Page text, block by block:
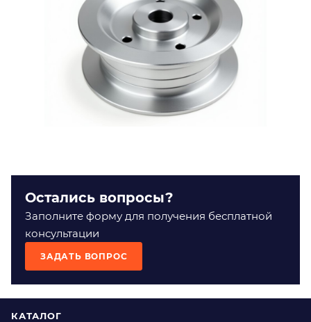
Остались вопросы?
Заполните форму для получения бесплатной
консультации
ЗАДАТЬ ВОПРОС
КАТАЛОГ